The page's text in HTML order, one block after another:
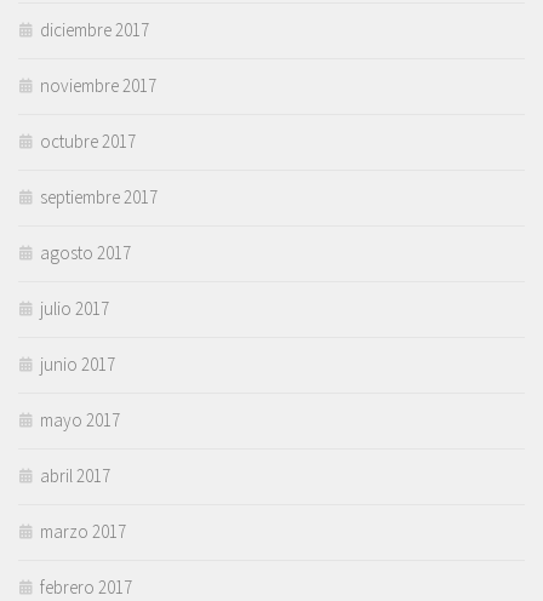
diciembre 2017
noviembre 2017
octubre 2017
septiembre 2017
agosto 2017
julio 2017
junio 2017
mayo 2017
abril 2017
marzo 2017
febrero 2017